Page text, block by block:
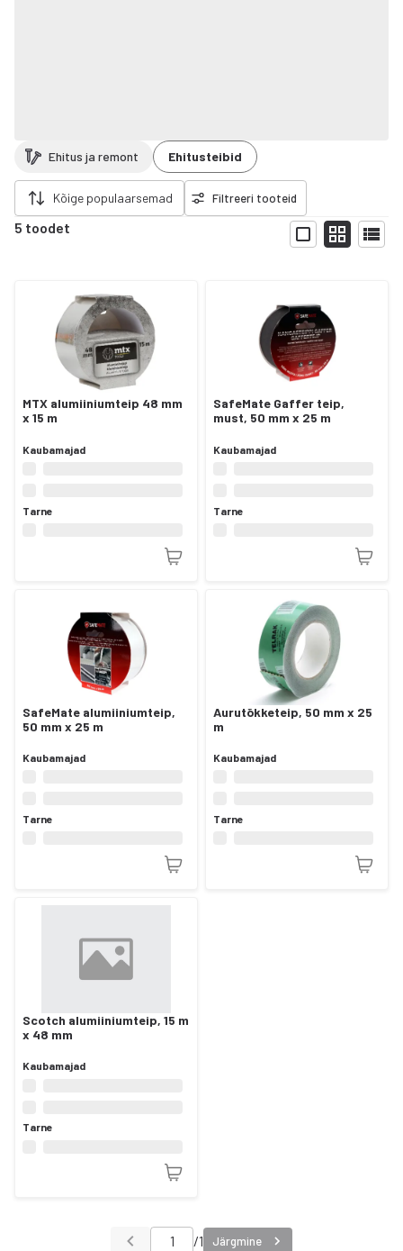
Ehitus ja remont Ehitusteibid
Kõige populaarsemad Filtreeri tooteid
5 toodet
Näita
filtrid
MTX alumiiniumteip 48 mm
x 15 m
Kaubamajad
Tarne
SafeMate Gaffer teip,
must, 50 mm x 25 m
Kaubamajad
Tarne
SafeMate alumiiniumteip,
50 mm x 25 m
Kaubamajad
Tarne
Aurutõkketeip, 50 mm x 25
m
Kaubamajad
Tarne
Scotch alumiiniumteip, 15 m
x 48 mm
Kaubamajad
Tarne
/1 Järgmine